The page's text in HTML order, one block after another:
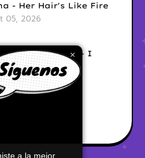
×
a la mejor
- Her Hair's Like Fire
05, 2026
Rollercoaster - I
05, 2026
- FaceTime
04, 2026